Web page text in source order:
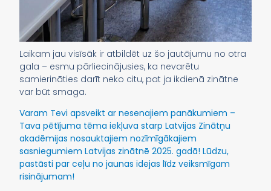
Laikam jau visīsāk ir atbildēt uz šo jautājumu no otra
gala – esmu pārliecinājusies, ka nevarētu
samierināties darīt neko citu, pat ja ikdienā zinātne
var būt smaga.
Varam Tevi apsveikt ar nesenajiem panākumiem –
Tava pētījuma tēma iekļuva starp Latvijas Zinātņu
akadēmijas nosauktajiem nozīmīgākajiem
sasniegumiem Latvijas zinātnē 2025. gadā! Lūdzu,
pastāsti par ceļu no jaunas idejas līdz veiksmīgam
risinājumam!